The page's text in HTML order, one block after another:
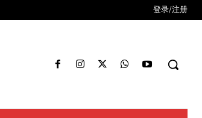
登录/注册